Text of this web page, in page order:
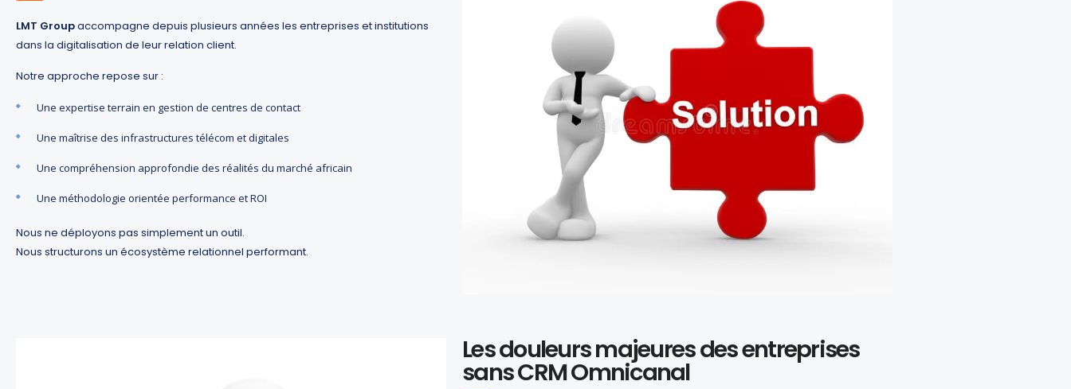
LMT Groupaccompagne depuis plusieurs années les entreprises et institutions
dans la digitalisation de leur relation client.
Notre approche repose sur :
Une expertise terrain en gestion de centres de contact
Une maîtrise des infrastructures télécom et digitales
Une compréhension approfondie des réalités du marché africain
Une méthodologie orientée performance et ROI
Nous ne déployons pas simplement un outil.
Nous structurons un écosystème relationnel performant.
Les douleurs majeures des entreprises
sans CRM Omnicanal